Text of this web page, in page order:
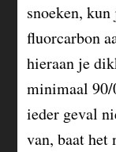
snoeken,
fluorcarbon
hieraan je
minimaal
ieder geval
van, baat het